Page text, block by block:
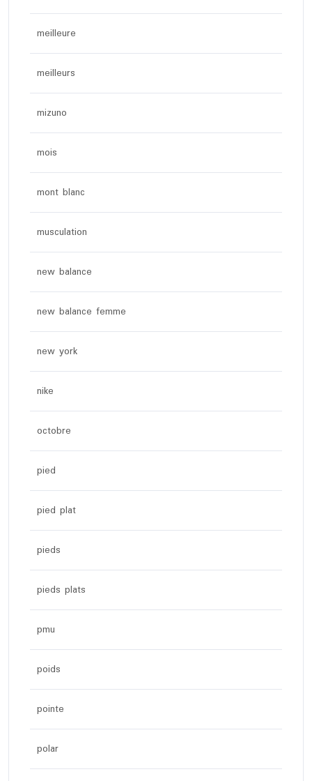
meilleure
meilleurs
mizuno
mois
mont blanc
musculation
new balance
new balance femme
new york
nike
octobre
pied
pied plat
pieds
pieds plats
pmu
poids
pointe
polar